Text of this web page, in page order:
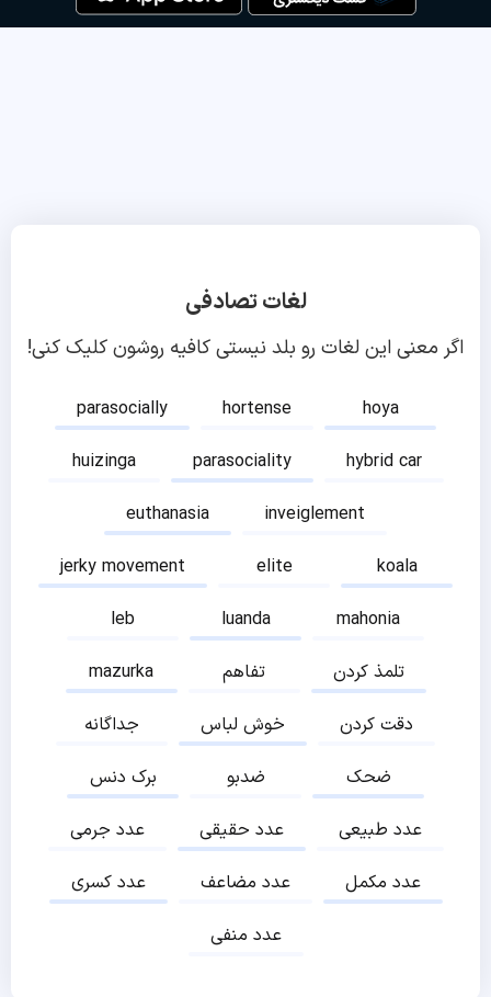
لغات تصادفی
اگر معنی این لغات رو بلد نیستی کافیه روشون کلیک کنی!
parasocially hortense
hoya
huizinga
parasociality
hybrid car
euthanasia
inveiglement
jerky movement
elite
koala
leb
luanda
mahonia
mazurka
تفاهم
تلمذ کردن
جداگانه
خوش لباس
دقت کردن
برک دنس
ضدبو
ضحک
عدد جرمی
عدد حقیقی
عدد طبیعی
عدد کسری
عدد مضاعف
عدد مکمل
عدد منفی